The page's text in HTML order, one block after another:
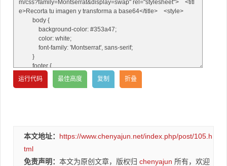
本文地址： https://www.chenyajun.net/index.php/post/105.h
tml
免责声明： 本文为原创文章，版权归 chenyajun 所有，欢迎